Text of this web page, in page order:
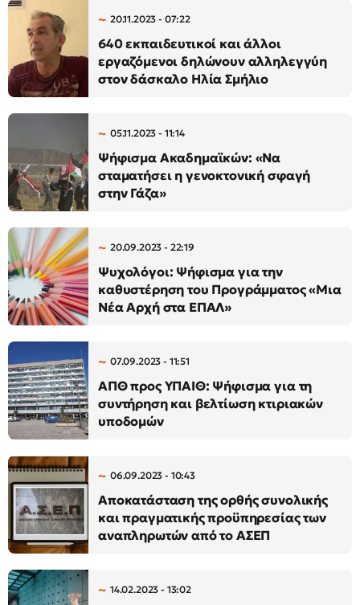
20.11.2023 - 07:22
640 εκπαιδευτικοί και άλλοι
εργαζόμενοι δηλώνουν αλληλεγγύη
στον δάσκαλο Ηλία Σμήλιο
05.11.2023 - 11:14
Ψήφισμα Ακαδημαϊκών: «Να
σταματήσει η γενοκτονική σφαγή
στην Γάζα»
20.09.2023 - 22:19
Ψυχολόγοι: Ψήφισμα για την
καθυστέρηση του Προγράμματος «Μια
Νέα Αρχή στα ΕΠΑΛ»
07.09.2023 - 11:51
ΑΠΘ προς ΥΠΑΙΘ: Ψήφισμα για τη
συντήρηση και βελτίωση κτιριακών
υποδομών
06.09.2023 - 10:43
Αποκατάσταση της ορθής συνολικής
και πραγματικής προϋπηρεσίας των
αναπληρωτών από το ΑΣΕΠ
14.02.2023 - 13:02